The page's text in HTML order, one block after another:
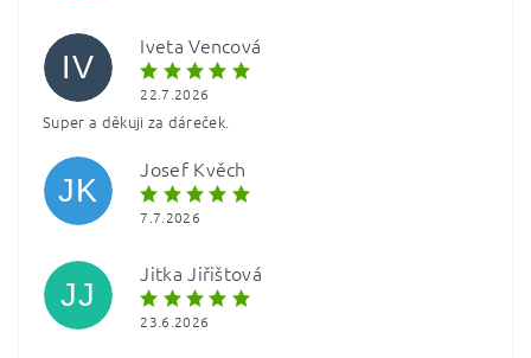
Vložením hodnocení souhlasíte s
IV
Iveta Vencová
22.7.2026
Super a děkuji za dáreček.
JK
Josef Kvěch
7.7.2026
JJ
Jitka Jiřištová
23.6.2026